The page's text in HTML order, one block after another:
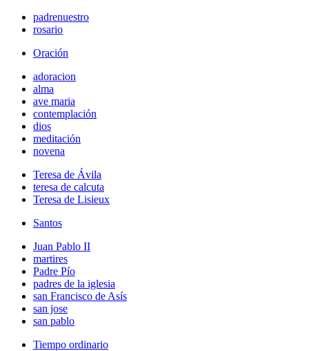
padrenuestro
rosario
Oración
adoracion
alma
ave maria
contemplación
dios
meditación
novena
Teresa de Ávila
teresa de calcuta
Teresa de Lisieux
Santos
Juan Pablo II
martires
Padre Pío
padres de la iglesia
san Francisco de Asís
san jose
san pablo
Tiempo ordinario